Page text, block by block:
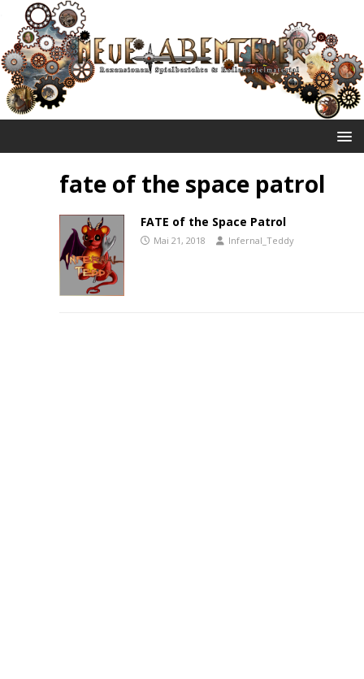
fate of the space patrol
FATE of the Space Patrol
Mai 21, 2018 Infernal_Teddy